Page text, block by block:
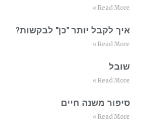
Read More »
איך לקבל יותר "כן" לבקשות?
Read More »
שובל
Read More »
סיפור משנה חיים
Read More »